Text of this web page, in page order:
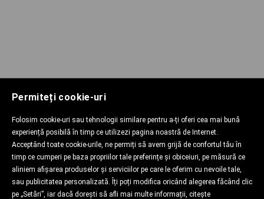
Permiteți cookie-uri
Folosim cookie-uri sau tehnologii similare pentru a-ți oferi cea mai bună
experiență posibilă în timp ce utilizezi pagina noastră de Internet.
Acceptând toate cookie-urile, ne permiți să avem grijă de confortul tău în
timp ce cumperi pe baza propriilor tale preferințe și obiceiuri, pe măsură ce
aliniem afișarea produselor și serviciilor pe care le oferim cu nevoile tale,
sau publicitatea personalizată. Îți poți modifica oricând alegerea făcând clic
pe „Setări”, iar dacă dorești să afli mai multe informații, citește